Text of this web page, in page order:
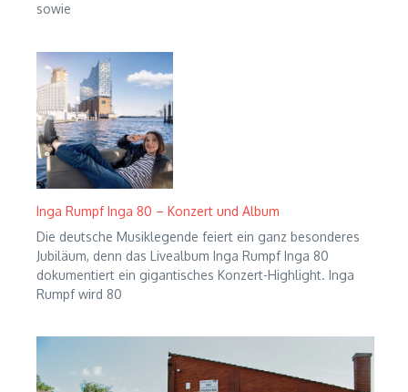
sowie
Inga Rumpf Inga 80 – Konzert und Album
Die deutsche Musiklegende feiert ein ganz besonderes
Jubiläum, denn das Livealbum Inga Rumpf Inga 80
dokumentiert ein gigantisches Konzert-Highlight. Inga
Rumpf wird 80